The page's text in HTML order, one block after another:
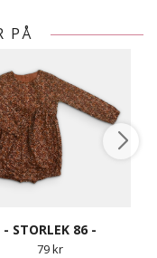
PÅ
- STORLEK 86 -
79 kr